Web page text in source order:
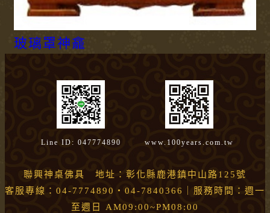
玻璃罩神龕
Line ID: 047774890 www.100years.com.tw
聯興神桌佛具 地址：彰化縣鹿港鎮中山路125號
客服專線：04-7774890・04-7840366｜服務時間：週一
至週日 AM09:00~PM08:00